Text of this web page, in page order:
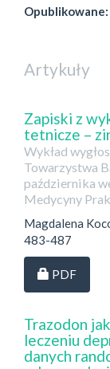
Opublikowane:
Artykuły
Zapiski z
tetnicze –
Wykład
Towarzystwa
października
Medycyny
Magdalena
483-487
Dostęp
PDF
Trazodon
leczeniu
danych